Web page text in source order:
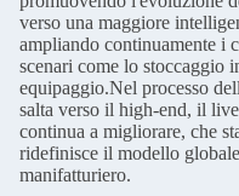
verso una maggiore
ampliando continuamente i
scenari come lo stoccaggio
equipaggio.Nel processo
salta verso il high-end, il
continua a migliorare, che
ridefinisce il modello
manifatturiero.